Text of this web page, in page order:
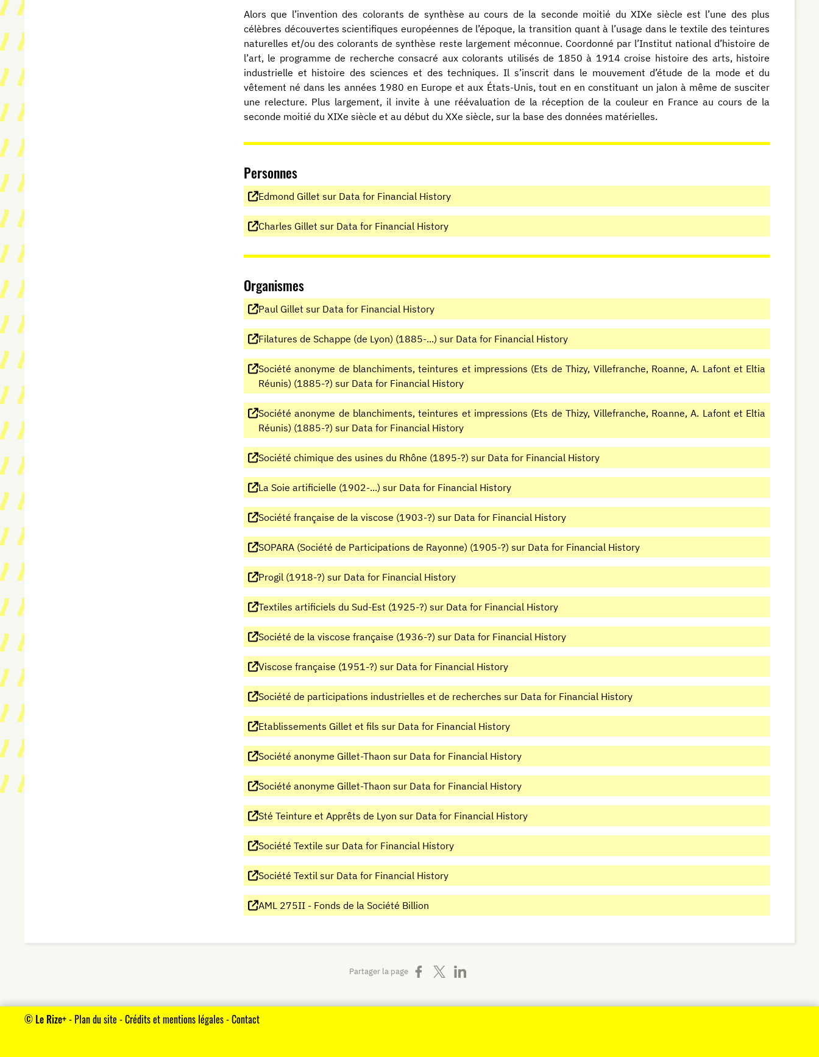
Alors que l’invention des colorants de synthèse au cours de la seconde moitié du XIXe siècle est l’une des plus
célèbres découvertes scientifiques européennes de l’époque, la transition quant à l’usage dans le textile des teintures
naturelles et/ou des colorants de synthèse reste largement méconnue. Coordonné par l’Institut national d’histoire de
l’art, le programme de recherche consacré aux colorants utilisés de 1850 à 1914 croise histoire des arts, histoire
industrielle et histoire des sciences et des techniques. Il s’inscrit dans le mouvement d’étude de la mode et du
vêtement né dans les années 1980 en Europe et aux États-Unis, tout en en constituant un jalon à même de susciter
une relecture. Plus largement, il invite à une réévaluation de la réception de la couleur en France au cours de la
seconde moitié du XIXe siècle et au début du XXe siècle, sur la base des données matérielles.
Personnes
Edmond Gillet sur Data for Financial History
Charles Gillet sur Data for Financial History
Organismes
Paul Gillet sur Data for Financial History
Filatures de Schappe (de Lyon) (1885-...) sur Data for Financial History
Société anonyme de blanchiments, teintures et impressions (Ets de Thizy, Villefranche, Roanne, A. Lafont et Eltia
Réunis) (1885-?) sur Data for Financial History
Société anonyme de blanchiments, teintures et impressions (Ets de Thizy, Villefranche, Roanne, A. Lafont et Eltia
Réunis) (1885-?) sur Data for Financial History
Société chimique des usines du Rhône (1895-?) sur Data for Financial History
La Soie artificielle (1902-...) sur Data for Financial History
Société française de la viscose (1903-?) sur Data for Financial History
SOPARA (Société de Participations de Rayonne) (1905-?) sur Data for Financial History
Progil (1918-?) sur Data for Financial History
Textiles artificiels du Sud-Est (1925-?) sur Data for Financial History
Société de la viscose française (1936-?) sur Data for Financial History
Viscose française (1951-?) sur Data for Financial History
Société de participations industrielles et de recherches sur Data for Financial History
Etablissements Gillet et fils sur Data for Financial History
Société anonyme Gillet-Thaon sur Data for Financial History
Société anonyme Gillet-Thaon sur Data for Financial History
Sté Teinture et Apprêts de Lyon sur Data for Financial History
Société Textile sur Data for Financial History
Société Textil sur Data for Financial History
AML 275II - Fonds de la Société Billion
Partager la page Partager sur Facebook
Partager sur XPartager sur LinkedIn
© Le Rize+- Plan du site -Crédits et mentions légales-Contact